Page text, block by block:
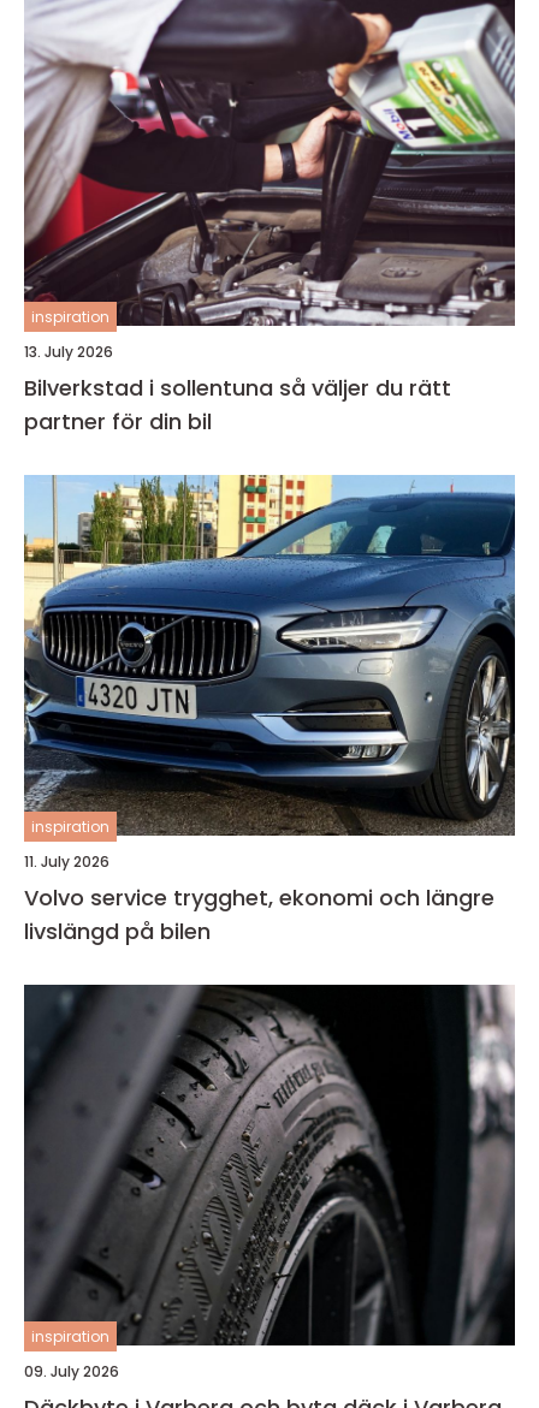
inspiration
13. July 2026
Bilverkstad i sollentuna så väljer du rätt
partner för din bil
inspiration
11. July 2026
Volvo service trygghet, ekonomi och längre
livslängd på bilen
inspiration
09. July 2026